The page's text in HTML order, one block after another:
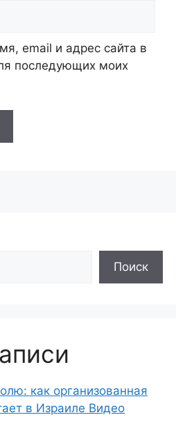
email и адрес сайта в
последующих моих
Поиск
как организованная
в Израиле Видео